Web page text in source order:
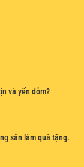
và yến dỏm?
sẵn làm quà tặng.